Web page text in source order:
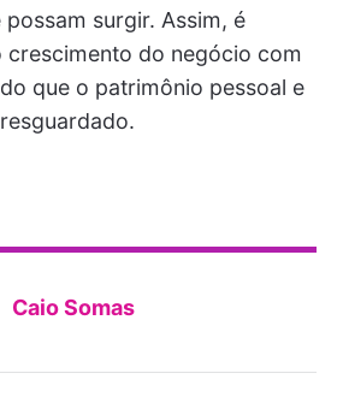
surgir. Assim, é
crescimento do negócio com
que o patrimônio pessoal e
Caio Somas